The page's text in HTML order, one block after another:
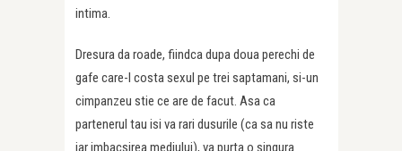
intima.
Dresura da roade, fiindca dupa doua perechi de
gafe care-l costa sexul pe trei saptamani, si-un
cimpanzeu stie ce are de facut. Asa ca
partenerul tau isi va rari dusurile (ca sa nu riste
iar imbacsirea mediului), va purta o singura